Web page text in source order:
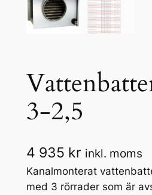
3-2,5
4 935 kr inkl. moms
Kanalmonterat
med 3 rörrader som är